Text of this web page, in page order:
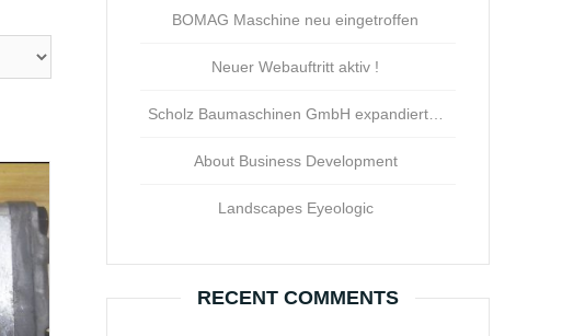
BOMAG Maschine neu eingetroffen
Neuer Webauftritt aktiv !
Scholz Baumaschinen GmbH expandiert…
About Business Development
Landscapes Eyeologic
RECENT COMMENTS